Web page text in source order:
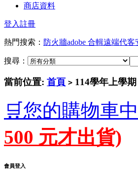
商店資料
登入註冊
熱門搜索： 防火牆adobe 合輯遠端代客
搜尋：
當前位置: 首頁 > 114學年上學
🛒您的購物車
500 元才出貨)
會員登入